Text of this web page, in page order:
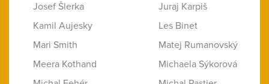
Josef Šlerka
Juraj Karpiš
Kamil Aujesky
Les Binet
Mari Smith
Matej Rumanovský
Meera Kothand
Michaela Sýkorová